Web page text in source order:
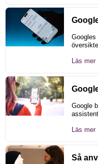
Läs mer
Google
Läs mer
Så